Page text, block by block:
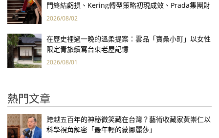
門終結虧損、Kering轉型策略初現成效、Prada集團財
報亮眼
2026/08/02
在歷史裡過一晚的溫柔提案：雲品「寶桑小町」以女性
限定青旅續寫台東老屋記憶
2026/08/01
熱門文章
跨越五百年的神秘微笑藏在台灣？藝術收藏家黃崇仁以
科學視角解密「最年輕的蒙娜麗莎」